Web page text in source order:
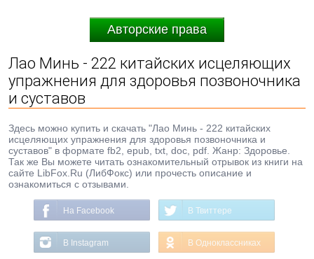
Авторские права
Лао Минь - 222 китайских исцеляющих
упражнения для здоровья позвоночника
и суставов
Здесь можно купить и скачать "Лао Минь - 222 китайских
исцеляющих упражнения для здоровья позвоночника и
суставов" в формате fb2, epub, txt, doc, pdf. Жанр: Здоровье.
Так же Вы можете читать ознакомительный отрывок из книги на
сайте LibFox.Ru (ЛибФокс) или прочесть описание и
ознакомиться с отзывами.
На Facebook В Твиттере
В Instagram В Одноклассниках